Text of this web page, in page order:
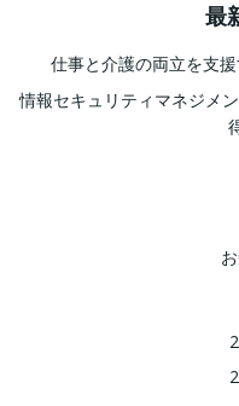
最
仕事と介護の両立を支
情報セキュリティマネジメ